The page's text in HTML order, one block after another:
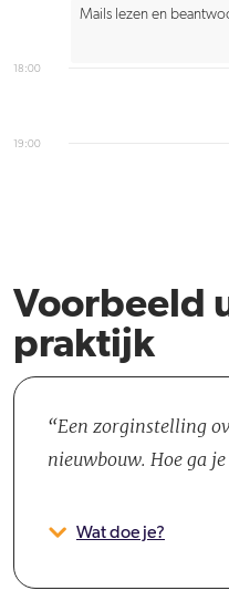
18:00
19:00
Mails lezen en
Voorbeeld
praktijk
Een zorginstelling
nieuwbouw. Hoe ga
Wat doe je?